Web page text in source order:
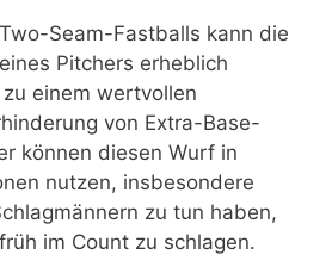
Seam-Fastballs kann die
Pitchers erheblich
einem wertvollen
von Extra-Base-
können diesen Wurf in
nutzen, insbesondere
zu tun haben,
im Count zu schlagen.